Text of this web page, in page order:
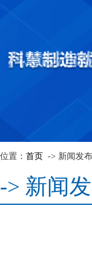
位置： 首页 -> 新闻发布
-> 新闻